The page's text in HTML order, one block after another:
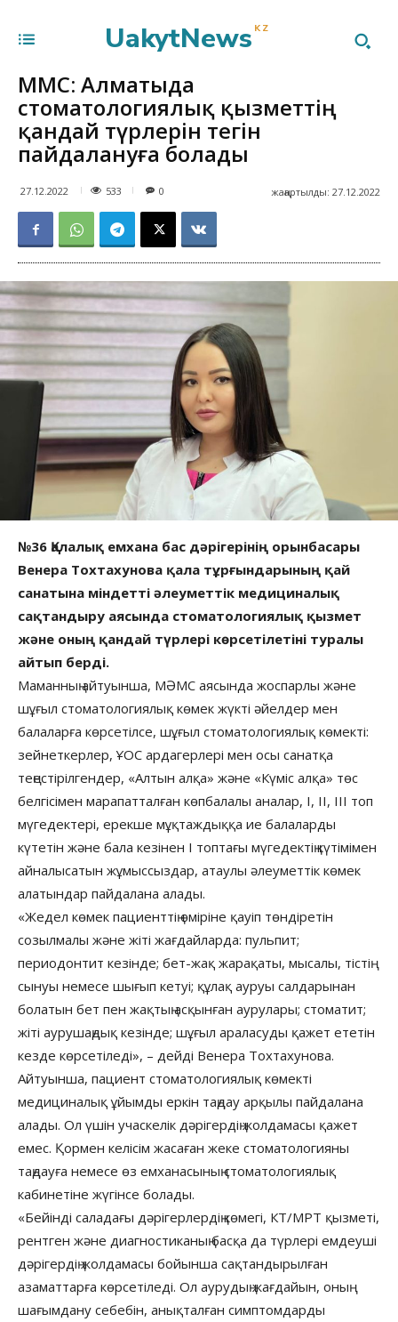
UakytNews KZ
МӘМС: Алматыда
стоматологиялық қызметтің
қандай түрлерін тегін
пайдалануға болады
27.12.2022 533 жаңартылды: 27.12.2022
0
№36 Қалалық емхана бас дәрігерінің орынбасары
Венера Тохтахунова қала тұрғындарының қай
санатына міндетті әлеуметтік медициналық
сақтандыру аясында стоматологиялық қызмет
және оның қандай түрлері көрсетілетіні туралы
айтып берді.
Маманның айтуынша, МӘМС аясында жоспарлы және
шұғыл стоматологиялық көмек жүкті әйелдер мен
балаларға көрсетілсе, шұғыл стоматологиялық көмекті:
зейнеткерлер, ҰОС ардагерлері мен осы санатқа
теңестірілгендер, «Алтын алқа» және «Күміс алқа» төс
белгісімен марапатталған көпбалалы аналар, I, II, III топ
мүгедектері, ерекше мұқтаждыққа ие балаларды
күтетін және бала кезінен І топтағы мүгедектің күтімімен
айналысатын жұмыссыздар, атаулы әлеуметтік көмек
алатындар пайдалана алады.
«Жедел көмек пациенттің өміріне қауіп төндіретін
созылмалы және жіті жағдайларда: пульпит;
периодонтит кезінде; бет-жақ жарақаты, мысалы, тістің
сынуы немесе шығып кетуі; құлақ ауруы салдарынан
болатын бет пен жақтың асқынған аурулары; стоматит;
жіті аурушаңдық кезінде; шұғыл араласуды қажет ететін
кезде көрсетіледі», – дейді Венера Тохтахунова.
Айтуынша, пациент стоматологиялық көмекті
медициналық ұйымды еркін таңдау арқылы пайдалана
алады. Ол үшін учаскелік дәрігердің жолдамасы қажет
емес. Қормен келісім жасаған жеке стоматологияны
таңдауға немесе өз емханасының стоматологиялық
кабинетіне жүгінсе болады.
«Бейінді саладағы дәрігерлердің көмегі, КТ/МРТ қызметі,
рентген және диагностиканың басқа да түрлері емдеуші
дәрігердің жолдамасы бойынша сақтандырылған
азаматтарға көрсетіледі. Ол аурудың жағдайын, оның
шағымдану себебін, анықталған симптомдарды